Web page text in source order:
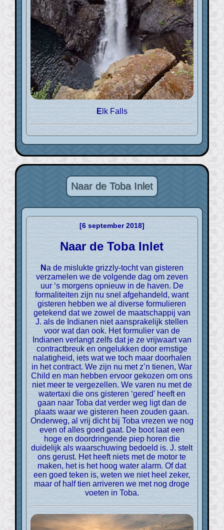
Elk Falls
Naar de Toba Inlet
[6 september 2018]
Naar de Toba Inlet
Na de mislukte grizzly-tocht van gisteren
verzamelen we de volgende dag om zeven
uur ‘s morgens opnieuw in de haven. De
formaliteiten zijn nu snel afgehandeld, want
gisteren hebben we al diverse formulieren
getekend dat we zowel de maatschappij van
J. als de Indianen niet aansprakelijk stellen
voor wat dan ook. Het formulier van de
Indianen verlangt zelfs dat je ze vrijwaart van
contractbreuk en ongelukken door ernstige
nalatigheid, iets wat we toch maar doorhalen
in het contract. We zijn nu met z’n tienen, War
Child en man hebben ervoor gekozen om ons
niet meer te vergezellen. We varen nu met de
watertaxi die ons gisteren ‘gered’ heeft en
gaan naar Toba dat verder weg ligt dan de
plaats waar we gisteren heen zouden gaan.
Onderweg, al vrij dicht bij Toba vrezen we nog
even of alles goed gaat. De boot laat een
hoge en doordringende piep horen die
duidelijk als waarschuwing bedoeld is. J. stelt
ons gerust. Het heeft niets met de motor te
maken, het is het hoog water alarm. Of dat
een goed teken is, weten we niet heel zeker,
maar of half tien arriveren we met nog droge
voeten in Toba.